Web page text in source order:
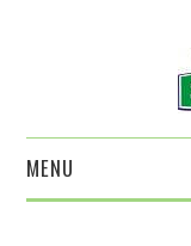
MENU